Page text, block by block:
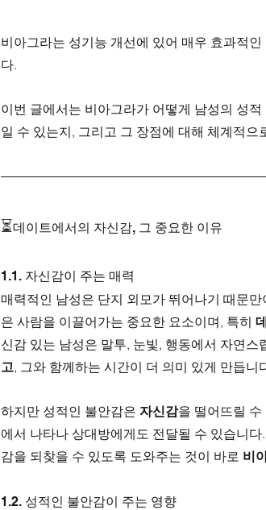
비아그라는 성기능 개선에 있어 매우 효과적인
다.
이번 글에서는 비아그라가 어떻게 남성의 성
일 수 있는지, 그리고 그 장점에 대해 체계적으
⏳데이트에서의 자신감, 그 중요한 이유
1.1. 자신감이 주는 매력
매력적인 남성은 단지 외모가 뛰어나기 때문
은 사람을 이끌어가는 중요한 요소이며, 특히
신감 있는 남성은 말투, 눈빛, 행동에서 자연
고, 그와 함께하는 시간이 더 의미 있게 만듭니
하지만 성적인 불안감은 자신감을 떨어뜨릴
에서 나타나 상대방에게도 전달될 수 있습니
감을 되찾을 수 있도록 도와주는 것이 바로 비
1.2. 성적인 불안감이 주는 영향